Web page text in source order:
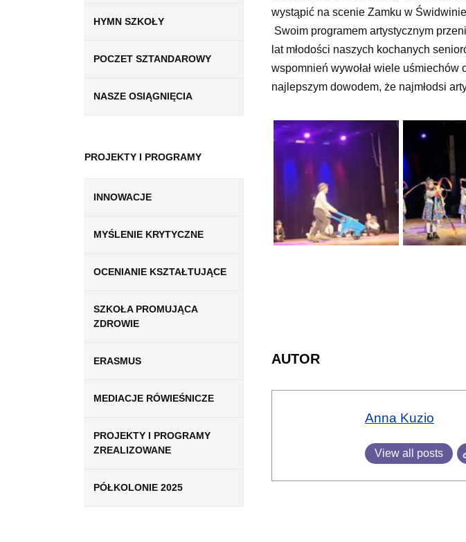
HYMN SZKOŁY
POCZET SZTANDAROWY
NASZE OSIĄGNIĘCIA
PROJEKTY I PROGRAMY
INNOWACJE
MYŚLENIE KRYTYCZNE
OCENIANIE KSZTAŁTUJĄCE
SZKOŁA PROMUJĄCA
ZDROWIE
ERASMUS
MEDIACJE RÓWIEŚNICZE
PROJEKTY I PROGRAMY
ZREALIZOWANE
PÓŁKOLONIE 2025
wystąpić na scenie Zamku w
Swoim programem artystycznym
lat młodości naszych kochanych
wspomnień wywołał wiele uśmiechów
najlepszym dowodem, że najmłodsi
AUTOR
Anna Kuzio
View all posts